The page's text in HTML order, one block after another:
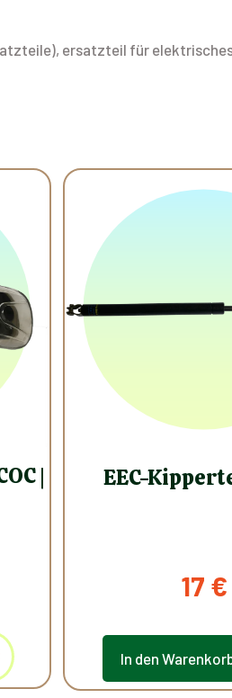
ersatzteil für
|
EEC-
17 €
In den